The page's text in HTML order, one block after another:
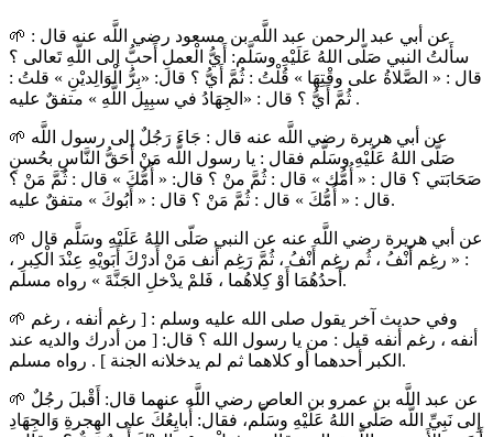
🌱 عن أبي عبد الرحمن عبد اللَّه بن مسعود رضي اللَّه عنه قال :
سأَلتُ النبي صَلّى اللهُ عَلَيْهِ وسَلَّم: أَيُّ الْعملِ أَحبُّ إلى اللَّهِ تَعالى ؟
قال : « الصَّلاةُ على وقْتِهَا » قُلْتُ : ثُمَّ أَيُّ ؟ قال: «بِرُّ الْوَالِديْنِ » قلتُ :
ثُمَّ أَيُّ ؟ قال : «الجِهَادُ في سبِيِل اللَّهِ » متفقٌ عليه .
🌱 عن أبي هريرة رضي اللَّه عنه قال : جَاءَ رَجُلٌ إلى رسول اللَّه
صَلّى اللهُ عَلَيْهِ وسَلَّم فقال : يا رسول اللَّه مَنْ أَحَقُّ النَّاسِ بحُسنِ
صَحَابَتي ؟ قال : « أُمُّك » قال : ثُمَّ منْ ؟ قال: « أُمُّكَ » قال : ثُمَّ مَنْ ؟
قال : « أُمُّكَ » قال : ثُمَّ مَنْ ؟ قال : « أَبُوكَ » متفقٌ عليه.
🌱 عن أبي هريرة رضي اللَّه عنه عن النبي صَلّى اللهُ عَلَيْهِ وسَلَّم قال
: « رغِم أَنْفُ ، ثُم رغِم أَنْفُ ، ثُمَّ رَغِم أَنف مَنْ أَدرْكَ أَبَويْهِ عِنْدَ الْكِبرِ ،
أَحدُهُمَا أَوْ كِلاهُما ، فَلمْ يدْخلِ الجَنَّةَ » رواه مسلم.
🌱 وفي حديث آخر يقول صلى الله عليه وسلم : [ رغم أنفه ، رغم
أنفه ، رغم أنفه قيل : من يا رسول الله ؟ قال: [ من أدرك والديه عند
الكبر أحدهما أو كلاهما ثم لم يدخلانه الجنة ] . رواه مسلم.
🌱 عن عبد اللَّه بن عمرو بن العاص رضي اللَّه عنهما قال: أَقْبلَ رجُلٌ
إِلى نَبِيِّ اللَّه صَلّى اللهُ عَلَيْهِ وسَلَّم، فقال: أُبايِعُكَ على الهِجرةِ وَالجِهَادِ